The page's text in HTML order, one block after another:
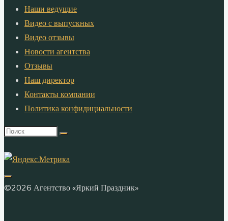
Наши ведущие
Видео с выпускных
Видео отзывы
Новости агентства
Отзывы
Наш директор
Контакты компании
Политика конфидициальности
Что
©2026 Агентство «Яркий Праздник»